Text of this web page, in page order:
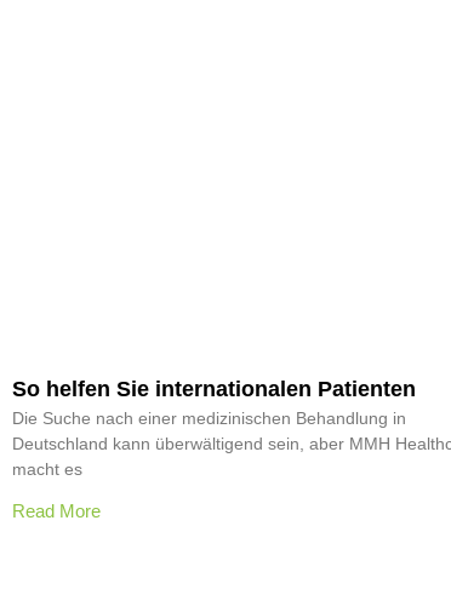
So helfen Sie internationalen Patienten
Die Suche nach einer medizinischen Behandlung in
Deutschland kann überwältigend sein, aber MMH
macht es
Read More